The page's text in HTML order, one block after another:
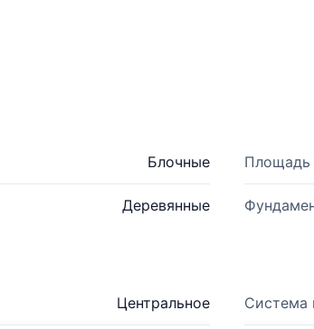
Блочные Площадь
Деревянные
Центральное Система